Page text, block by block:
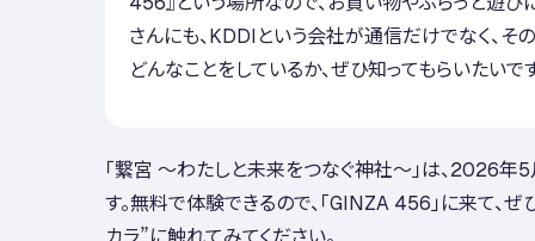
さんにも、KDDIという会社が通信だけでなく、そ
どんなことをしているか、ぜひ知ってもらいたいで
「繋宮 ～わたしと未来をつなぐ神社～」は、2026
す。無料で体験できるので、「GINZA 456」に来て、